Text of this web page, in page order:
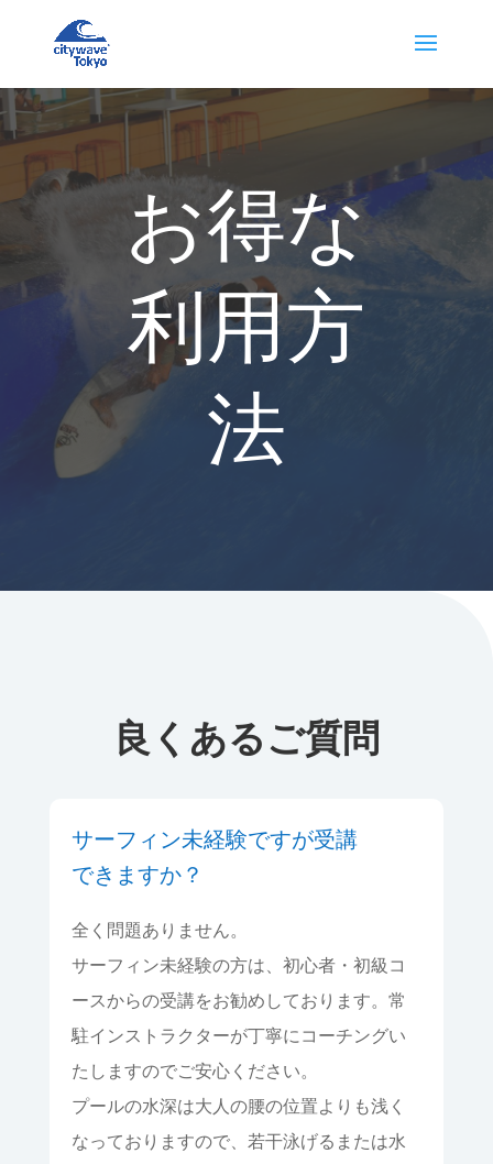
お得な
利用方
法
良くあるご質問
サーフィン未経験ですが受講
できますか？
全く問題ありません。
サーフィン未経験の方は、初心者・初級コ
ースからの受講をお勧めしております。常
駐インストラクターが丁寧にコーチングい
たしますのでご安心ください。
プールの水深は大人の腰の位置よりも浅く
なっておりますので、若干泳げるまたは水